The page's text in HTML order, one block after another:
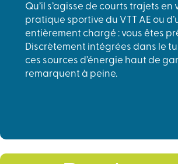
Qu’il s’agisse de courts trajets en
pratique sportive du VTT AE ou
entièrement chargé : vous êtes
Discrètement intégrées dans le
ces sources d’énergie haut de
remarquent à peine.